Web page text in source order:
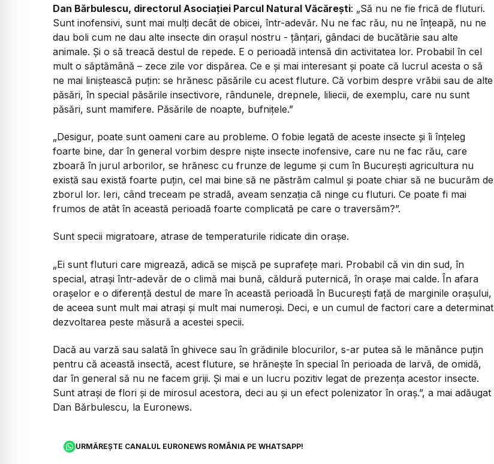
Dan Bărbulescu, directorul Asociației Parcul Natural Văcărești: „Să nu ne fie frică de fluturi.
Sunt inofensivi, sunt mai mulți decât de obicei, într-adevăr. Nu ne fac rău, nu ne înțeapă, nu ne
dau boli cum ne dau alte insecte din orașul nostru - țânțari, gândaci de bucătărie sau alte
animale. Și o să treacă destul de repede. E o perioadă intensă din activitatea lor. Probabil în cel
mult o săptămână – zece zile vor dispărea. Ce e și mai interesant și poate că lucrul acesta o să
ne mai liniștească puțin: se hrănesc păsările cu acest fluture. Că vorbim despre vrăbii sau de alte
păsări, în special păsările insectivore, rândunele, drepnele, liliecii, de exemplu, care nu sunt
păsări, sunt mamifere. Păsările de noapte, bufnițele.”
„Desigur, poate sunt oameni care au probleme. O fobie legată de aceste insecte și îi înțeleg
foarte bine, dar în general vorbim despre niște insecte inofensive, care nu ne fac rău, care
zboară în jurul arborilor, se hrănesc cu frunze de legume și cum în București agricultura nu
există sau există foarte puțin, cel mai bine să ne păstrăm calmul și poate chiar să ne bucurăm de
zborul lor. Ieri, când treceam pe stradă, aveam senzația că ninge cu fluturi. Ce poate fi mai
frumos de atât în această perioadă foarte complicată pe care o traversăm?”.
Sunt specii migratoare, atrase de temperaturile ridicate din orașe.
„Ei sunt fluturi care migrează, adică se mișcă pe suprafețe mari. Probabil că vin din sud, în
special, atrași într-adevăr de o climă mai bună, căldură puternică, în orașe mai calde. În afara
orașelor e o diferență destul de mare în această perioadă în București față de marginile orașului,
de aceea sunt mult mai atrași și mult mai numeroși. Deci, e un cumul de factori care a determinat
dezvoltarea peste măsură a acestei specii.
Dacă au varză sau salată în ghivece sau în grădinile blocurilor, s-ar putea să le mănânce puțin
pentru că această insectă, acest fluture, se hrănește în special în perioada de larvă, de omidă,
dar în general să nu ne facem griji. Și mai e un lucru pozitiv legat de prezența acestor insecte.
Sunt atrași de flori și de mirosul acestora, deci au și un efect polenizator în oraș.”, a mai adăugat
Dan Bărbulescu, la Euronews.
URMĂREȘTE CANALUL EURONEWS ROMÂNIA PE WHATSAPP!